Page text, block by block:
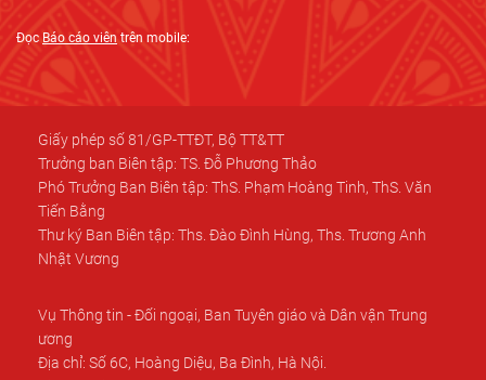
ĐọcBáo cáo viên trên mobile:
Giấy phép số 81/GP-TTĐT, Bộ TT&TT
Trưởng ban Biên tập: TS. Đỗ Phương Thảo
Phó Trưởng Ban Biên tập: ThS. Phạm Hoàng Tinh, ThS. Văn
Nhật Vương